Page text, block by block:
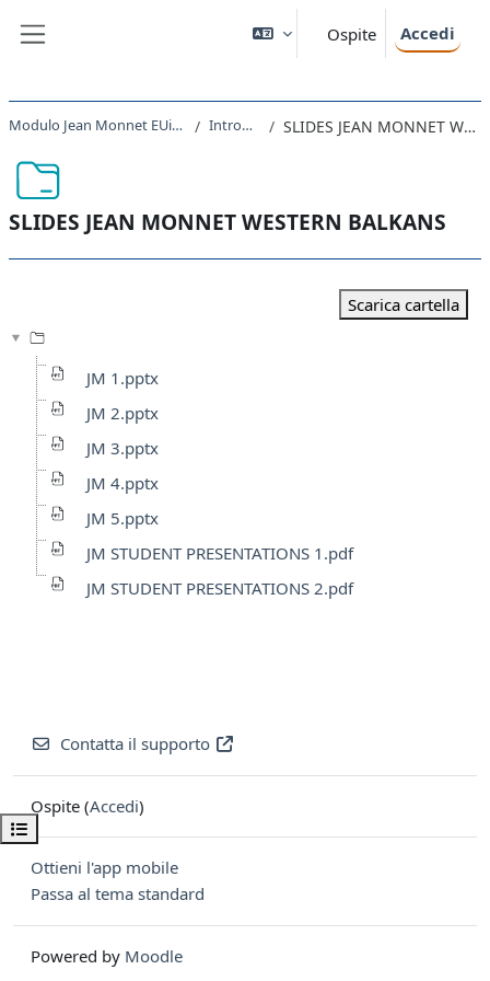
Ospite Accedi
Apri indice del corso
Modulo Jean Monnet EUinCEE 2022 - 2023 Introduzione SLIDES JEAN MONNET WESTERN BALKANS
SLIDES JEAN MONNET WESTERN BALKANS
Scarica cartella
JM 1.pptx
JM 2.pptx
JM 3.pptx
JM 4.pptx
JM 5.pptx
JM STUDENT PRESENTATIONS 1.pdf
JM STUDENT PRESENTATIONS 2.pdf
Contatta il supporto
Ospite (Accedi)
Ottieni l'app mobile
Passa al tema standard
Powered by Moodle